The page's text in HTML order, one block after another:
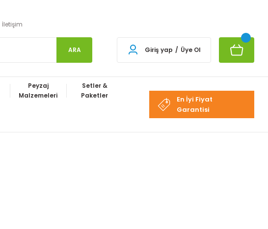
İletişim
ARA Giriş yap / Üye Ol
Peyzaj
Malzemeleri
Setler &
Paketler
En İyi Fiyat
Garantisi